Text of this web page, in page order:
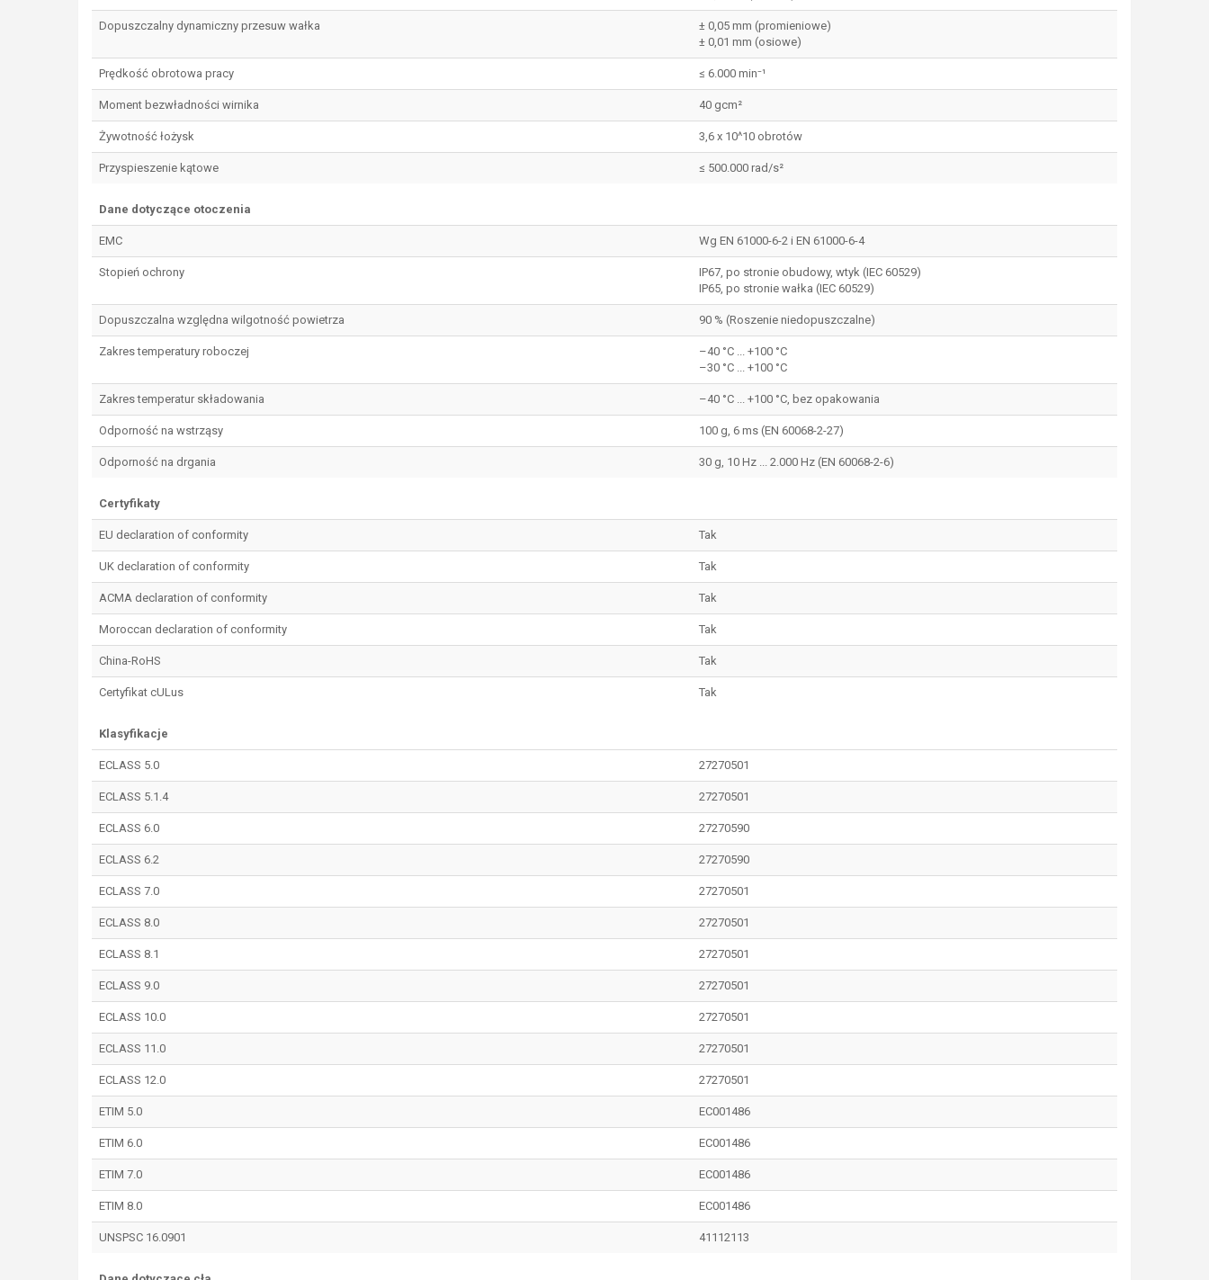
Dopuszczalny dynamiczny przesuw wałka
± 0,05 mm (promieniowe)
± 0,01 mm (osiowe)
Prędkość obrotowa pracy ≤ 6.000 min⁻¹
Moment bezwładności wirnika 40 gcm²
Żywotność łożysk 3,6 x 10^10 obrotów
Przyspieszenie kątowe ≤ 500.000 rad/s²
Dane dotyczące otoczenia
EMC Wg EN 61000-6-2 i EN 61000-6-4
Stopień ochrony
IP67, po stronie obudowy, wtyk (IEC 60529)
IP65, po stronie wałka (IEC 60529)
Dopuszczalna względna wilgotność powietrza 90 % (Roszenie niedopuszczalne)
Zakres temperatury roboczej
–40 °C ... +100 °C
–30 °C ... +100 °C
Zakres temperatur składowania –40 °C ... +100 °C, bez opakowania
Odporność na wstrząsy 100 g, 6 ms (EN 60068-2-27)
Odporność na drgania 30 g, 10 Hz ... 2.000 Hz (EN 60068-2-6)
Certyfikaty
EU declaration of conformity Tak
UK declaration of conformity Tak
ACMA declaration of conformity Tak
Moroccan declaration of conformity Tak
China-RoHS Tak
Certyfikat cULus Tak
Klasyfikacje
ECLASS 5.0 27270501
ECLASS 5.1.4 27270501
ECLASS 6.0 27270590
ECLASS 6.2 27270590
ECLASS 7.0 27270501
ECLASS 8.0 27270501
ECLASS 8.1 27270501
ECLASS 9.0 27270501
ECLASS 10.0 27270501
ECLASS 11.0 27270501
ECLASS 12.0 27270501
ETIM 5.0 EC001486
ETIM 6.0 EC001486
ETIM 7.0 EC001486
ETIM 8.0 EC001486
UNSPSC 16.0901 41112113